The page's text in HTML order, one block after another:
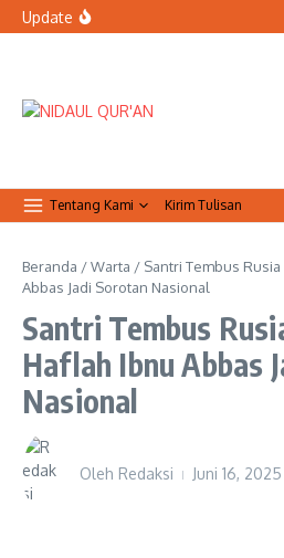
Lewati ke konten
Update
Tentang Kami Kirim Tulisan
Beranda /Warta / Santri Tembus
Abbas Jadi Sorotan Nasional
Santri Tembus
Haflah Ibnu Abbas
Nasional
Oleh Redaksi Juni 16, 2025